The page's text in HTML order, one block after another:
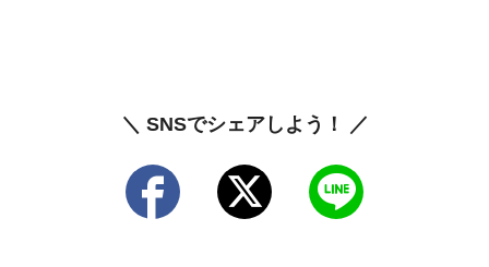
＼ SNSでシェアしよう！ ／